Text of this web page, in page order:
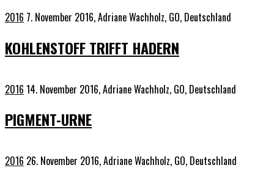
2016 7. November 2016,Adriane Wachholz, GO, Deutschland
KOHLENSTOFF TRIFFT HADERN
2016 14. November 2016,Adriane Wachholz, GO, Deutschland
PIGMENT-URNE
2016 26. November 2016,Adriane Wachholz, GO, Deutschland